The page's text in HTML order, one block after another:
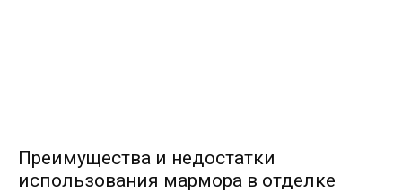
Преимущества и недостатки
использования мармора в отделке